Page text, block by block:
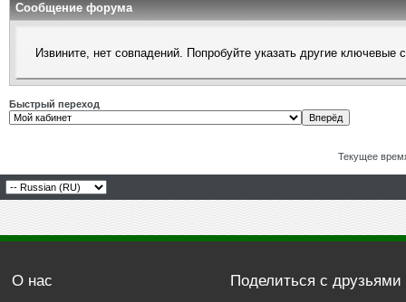
Сообщение форума
Извините, нет совпадений. Попробуйте указать другие ключевые
Быстрый переход
Текущее
О нас Поделиться с друзьями